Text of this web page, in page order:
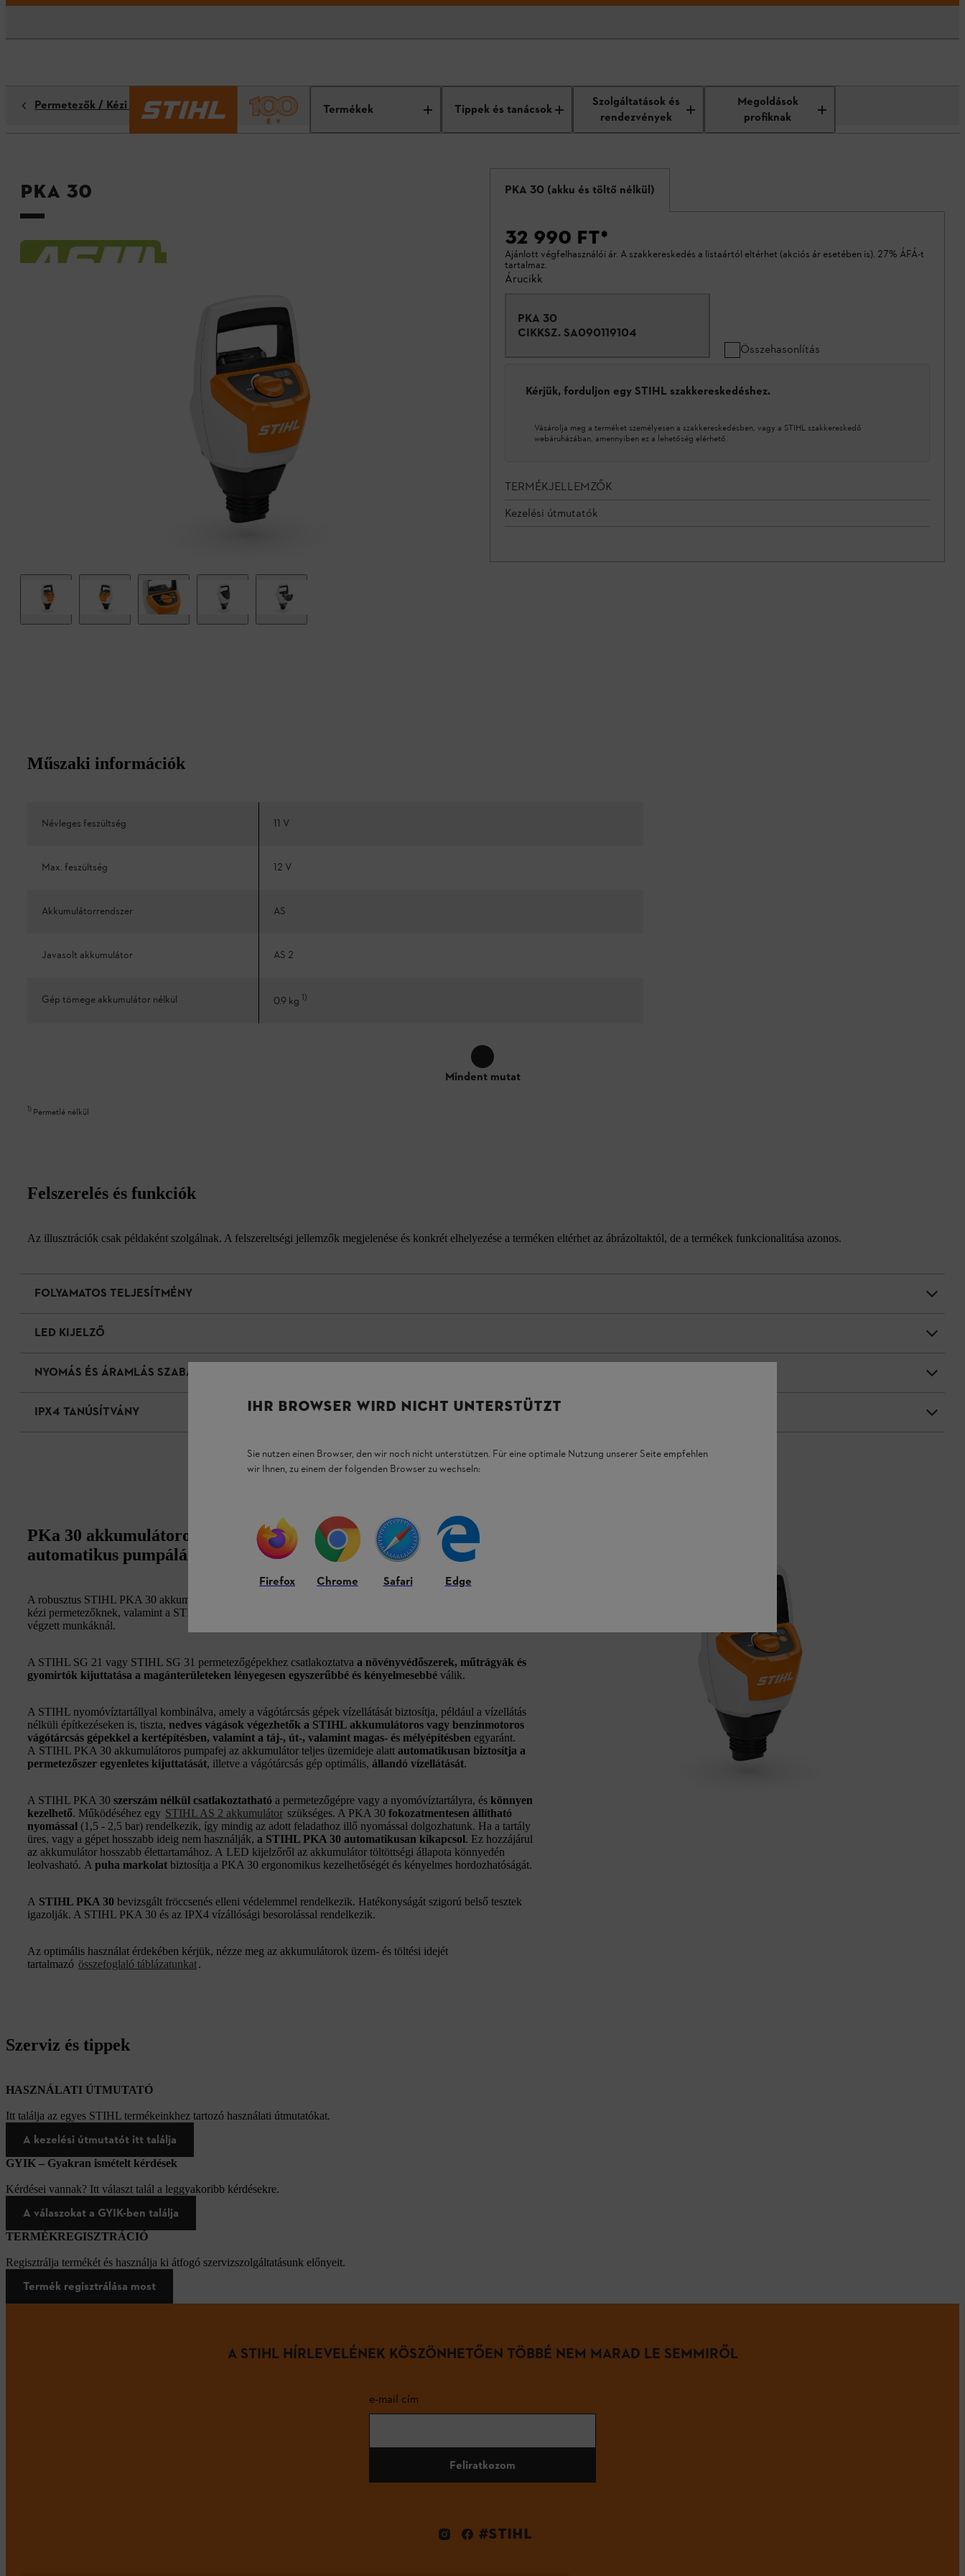
Termékek Tippek és tanácsok
Szolgáltatások és
rendezvények
Megoldások
profiknak
Permetezők / Kézi permetezők
PKA 30 PKA 30 (akku és töltő nélkül)
32 990 FT*
Ajánlott végfelhasználói ár. A szakkereskedés a listaártól eltérhet (akciós ár esetében is). 27% ÁFÁ-t
tartalmaz.
Árucikk
PKA 30
CIKKSZ. SA090119104
Összehasonlítás
Kérjük, forduljon egy STIHL szakkereskedéshez.
Vásárolja meg a terméket személyesen a szakkereskedésben, vagy a STIHL szakkereskedő
webáruházában, amennyiben ez a lehetőség elérhető.
TERMÉKJELLEMZŐK
Kezelési útmutatók
Műszaki információk
Névleges feszültség 11 V
Max. feszültség 12 V
Akkumulátorrendszer AS
Javasolt akkumulátor AS 2
Gép tömege akkumulátor nélkül 0.9 kg 1)
Mindent mutat
1) Permetlé nélkül
Felszerelés és funkciók
Az illusztrációk csak példaként szolgálnak. A felszereltségi jellemzők megjelenése és konkrét elhelyezése a terméken eltérhet az ábrázoltaktól, de a termékek funkcionalitása azonos.
FOLYAMATOS TELJESÍTMÉNY
LED KIJELZŐ
NYOMÁS ÉS ÁRAMLÁS SZABÁLYOZÁSA
IPX4 TANÚSÍTVÁNY
PKa 30 akkumulátoros pumpafej: Víz és egyéb folyadékok
automatikus pumpálásához
A robusztus STIHL PKA 30 akkumulátoros pumpafej ideális kiegészítője a
kézi permetezőknek, valamint a STIHL nyomóvíztartálynak a mobil vízellátáshoz a vágótárcsás gépekkel
végzett munkáknál.
A STIHL SG 21 vagy STIHL SG 31 permetezőgépekhez csatlakoztatva a növényvédőszerek, műtrágyák és
gyomirtók kijuttatása a magánterületeken lényegesen egyszerűbbé és kényelmesebbé válik.
A STIHL nyomóvíztartállyal kombinálva, amely a vágótárcsás gépek vízellátását biztosítja, például a vízellátás
nélküli építkezéseken is, tiszta, nedves vágások végezhetők a STIHL akkumulátoros vagy benzinmotoros
vágótárcsás gépekkel a kertépítésben, valamint a táj-, út-, valamint magas- és mélyépítésben egyaránt.
A STIHL PKA 30 akkumulátoros pumpafej az akkumulátor teljes üzemideje alatt automatikusan biztosítja a
permetezőszer egyenletes kijuttatását, illetve a vágótárcsás gép optimális, állandó vízellátását.
A STIHL PKA 30 szerszám nélkül csatlakoztatható a permetezőgépre vagy a nyomóvíztartályra, és könnyen
kezelhető. Működéséhez egy STIHL AS 2 akkumulátor szükséges. A PKA 30 fokozatmentesen állítható
nyomással (1,5 - 2,5 bar) rendelkezik, így mindig az adott feladathoz illő nyomással dolgozhatunk. Ha a tartály
üres, vagy a gépet hosszabb ideig nem használják, a STIHL PKA 30 automatikusan kikapcsol. Ez hozzájárul
az akkumulátor hosszabb élettartamához. A LED kijelzőről az akkumulátor töltöttségi állapota könnyedén
leolvasható. A puha markolat biztosítja a PKA 30 ergonomikus kezelhetőségét és kényelmes hordozhatóságát.
A STIHL PKA 30 bevizsgált fröccsenés elleni védelemmel rendelkezik. Hatékonyságát szigorú belső tesztek
igazolják. A STIHL PKA 30 és az IPX4 vízállósági besorolással rendelkezik.
Az optimális használat érdekében kérjük, nézze meg az akkumulátorok üzem- és töltési idejét
tartalmazó összefoglaló táblázatunkat.
Szerviz és tippek
HASZNÁLATI ÚTMUTATÓ
Itt találja az egyes STIHL termékeinkhez tartozó használati útmutatókat.
A kezelési útmutatót itt találja
GYIK – Gyakran ismételt kérdések
Kérdései vannak? Itt választ talál a leggyakoribb kérdésekre.
A válaszokat a GYIK-ben találja
TERMÉKREGISZTRÁCIÓ
Regisztrálja termékét és használja ki átfogó szervizszolgáltatásunk előnyeit.
Termék regisztrálása most
A STIHL HÍRLEVELÉNEK KÖSZÖNHETŐEN TÖBBÉ NEM MARAD LE SEMMIRŐL
e-mail cím
Feliratkozom
#STIHL
IHR BROWSER WIRD NICHT UNTERSTÜTZT
Sie nutzen einen Browser, den wir noch nicht unterstützen. Für eine optimale Nutzung unserer Seite empfehlen
wir Ihnen, zu einem der folgenden Browser zu wechseln:
Firefox Chrome Safari Edge